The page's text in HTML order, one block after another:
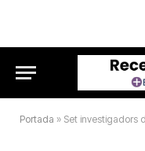
Portada » Set investigadors del